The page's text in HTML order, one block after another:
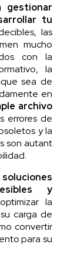
gestionar
tu
las
mucho
con la
la
sea de
en
archivo
errores de
y la
son autant
soluciones
y
la
carga de
convertir
para su